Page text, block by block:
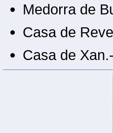
Medorra de
Casa de
Casa de